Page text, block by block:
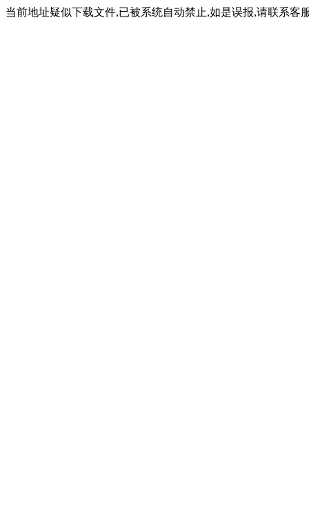
当前地址疑似下载文件,已被系统自动禁止,如是误报,请联系客